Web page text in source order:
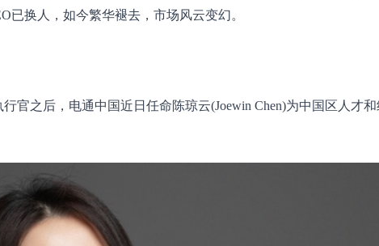
已换人，如今繁华褪去，市场风云变幻。
官之后，电通中国近日任命陈琼云(Joewin Chen)为中国区人才